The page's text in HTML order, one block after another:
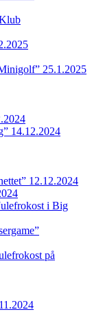
25.1.2025
14.12.2024
12.12.2024
i Big
på